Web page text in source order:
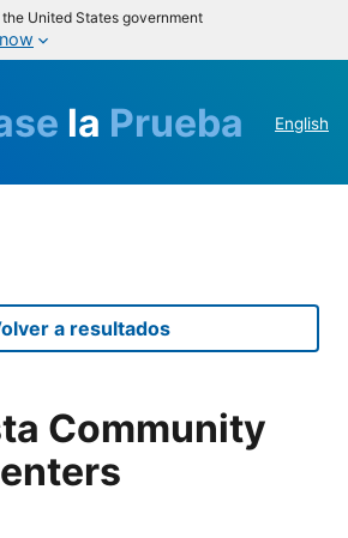
United States government
la Prueba English
a resultados
Community